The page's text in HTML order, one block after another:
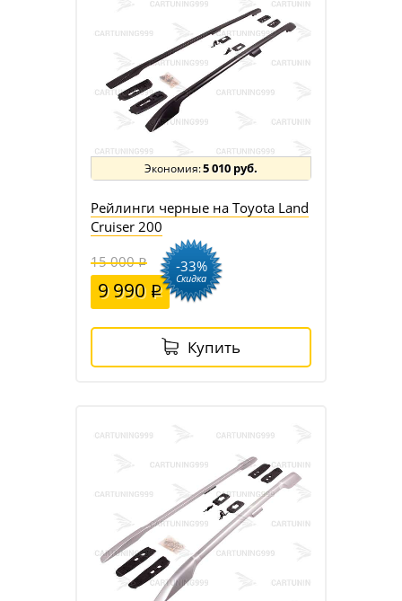
5 010 руб.
Рейлинги черные на Toyota Land
Cruiser 200
15 000
9 990
-33%
Скидка
Купить